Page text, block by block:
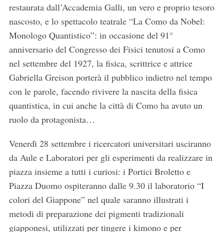
restaurata dall’Accademia Galli, un vero e proprio tesoro
nascosto, e lo spettacolo teatrale “La Como da Nobel:
Monologo Quantistico”: in occasione del 91°
anniversario del Congresso dei Fisici tenutosi a Como
nel settembre del 1927, la fisica, scrittrice e attrice
Gabriella Greison porterà il pubblico indietro nel tempo
con le parole, facendo rivivere la nascita della fisica
quantistica, in cui anche la città di Como ha avuto un
ruolo da protagonista…
Venerdì 28 settembre i ricercatori universitari usciranno
da Aule e Laboratori per gli esperimenti da realizzare in
piazza insieme a tutti i curiosi: i Portici Broletto e
Piazza Duomo ospiteranno dalle 9.30 il laboratorio “I
colori del Giappone” nel quale saranno illustrati i
metodi di preparazione dei pigmenti tradizionali
giapponesi, utilizzati per tingere i kimono e per